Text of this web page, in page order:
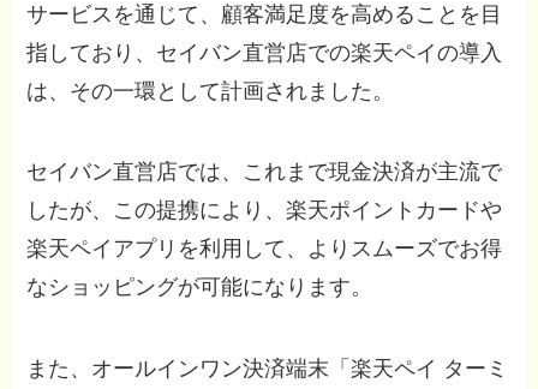
サービスを通じて、顧客満足度を高めることを目
指しており、セイバン直営店での楽天ペイの導入
は、その一環として計画されました。
セイバン直営店では、これまで現金決済が主流で
したが、この提携により、楽天ポイントカードや
楽天ペイアプリを利用して、よりスムーズでお得
なショッピングが可能になります。
また、オールインワン決済端末「楽天ペイ ターミ